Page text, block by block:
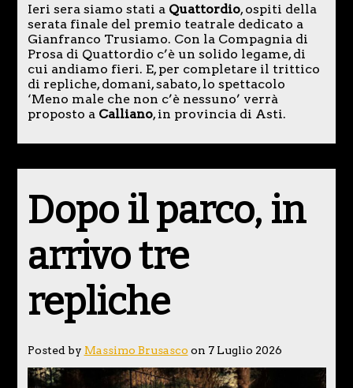
Ieri sera siamo stati a Quattordio, ospiti della
serata finale del premio teatrale dedicato a
Gianfranco Trusiamo. Con la Compagnia di
Prosa di Quattordio c’è un solido legame, di
cui andiamo fieri. E, per completare il trittico
di repliche, domani, sabato, lo spettacolo
‘Meno male che non c’è nessuno’ verrà
proposto aCalliano, in provincia di Asti.
Dopo il parco, in
arrivo tre
repliche
Posted by Massimo Brusasco on 7 Luglio 2026